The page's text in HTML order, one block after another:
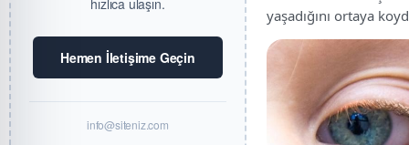
hızlıca ulaşın.
Hemen İletişime Geçin
info@siteniz.com
yaşadığını ortaya